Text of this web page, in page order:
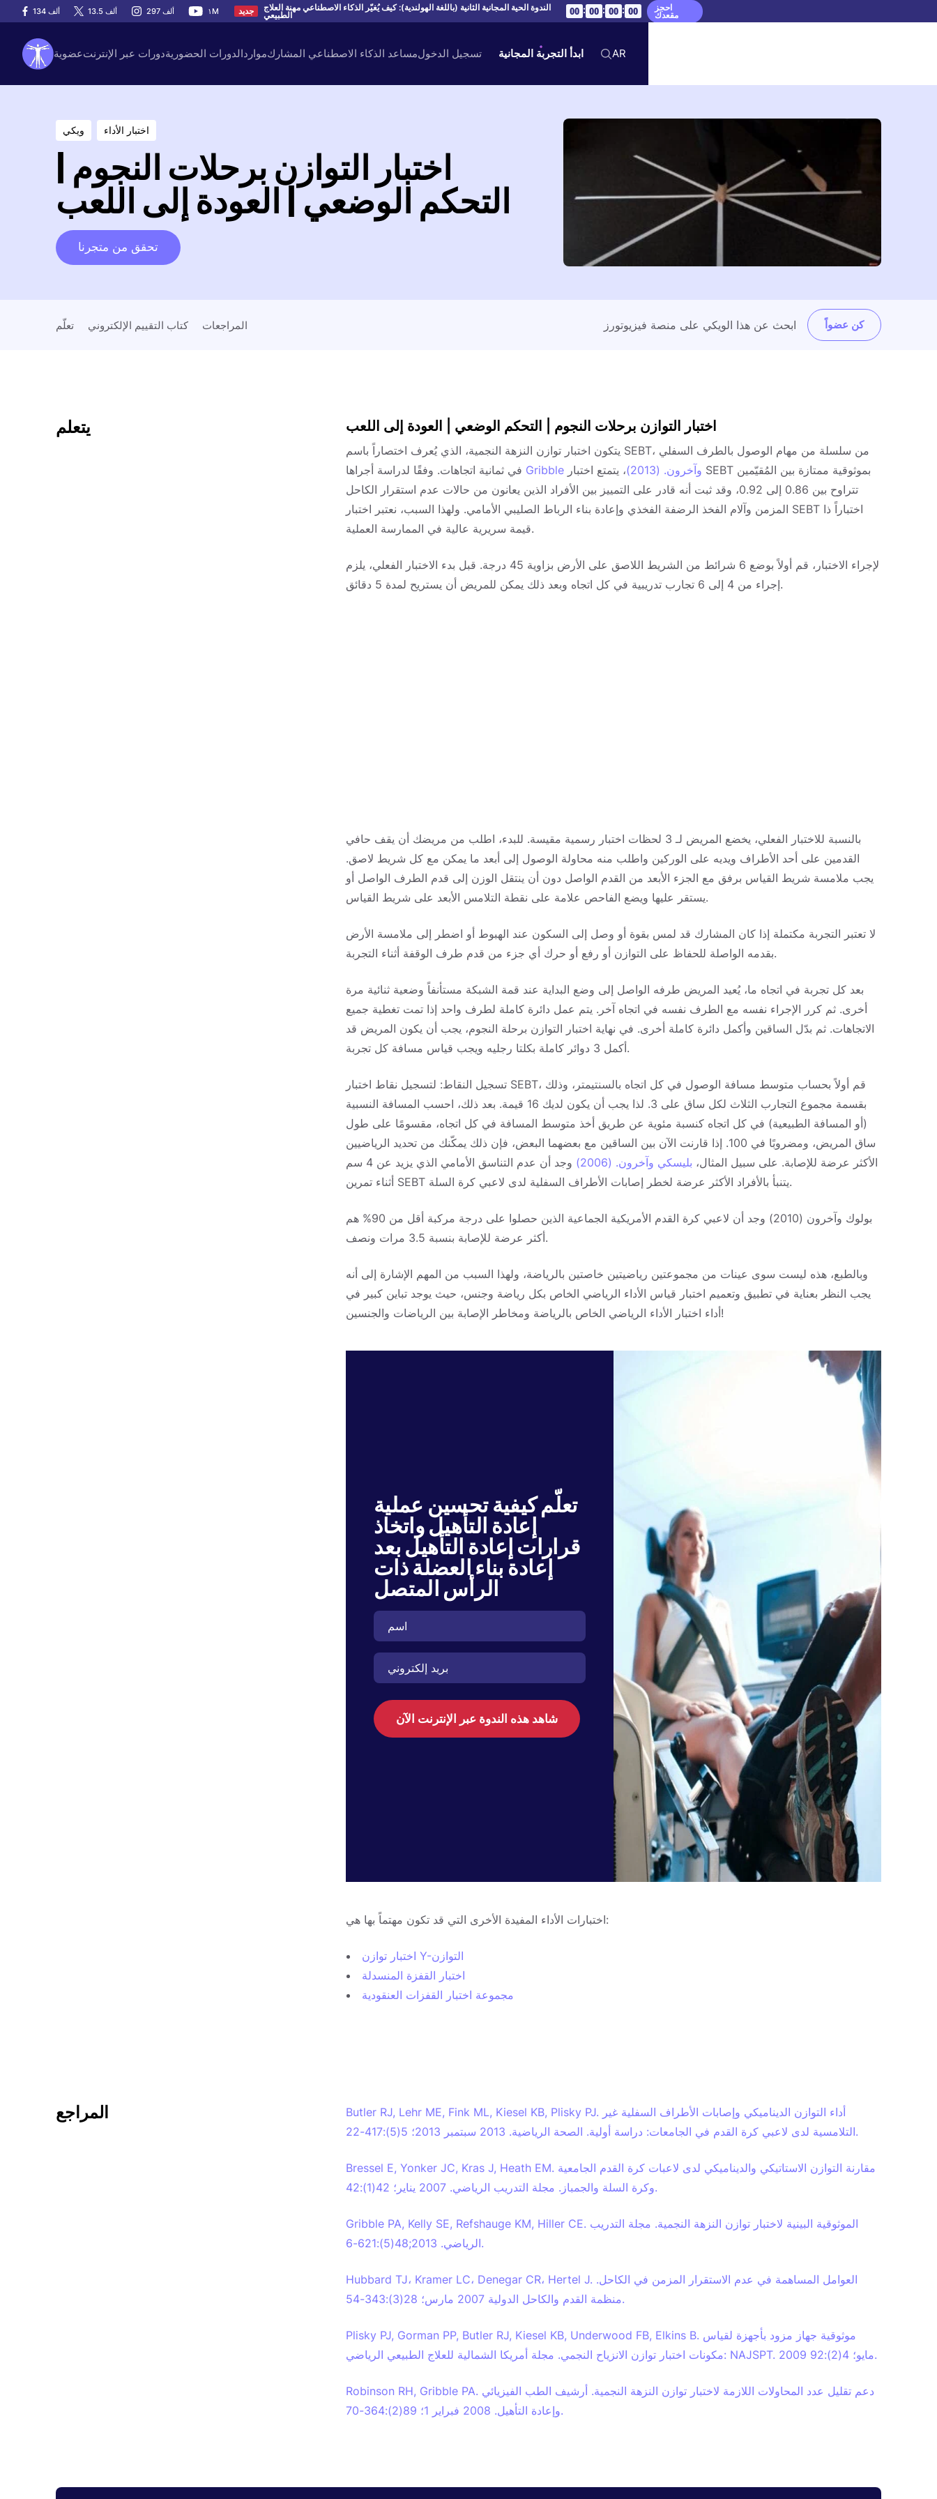
134 ألف 13.5 ألف 297 ألف ١M جديد الندوة الحية المجانية الثانية (باللغة الهولندية): كيف يُغيّر الذكاء الاصطناعي مهنة العلاج
الطبيعي 00 : 00 : 00 : 00 احجز
مقعدك
عضويةدورات عبر الإنترنتالدورات الحضوريةمواردمساعد الذكاء الاصطناعي المشاركتسجيل الدخول ابدأ التجربة المجانية AR
ويكي اختبار الأداء
اختبار التوازن برحلات النجوم |
التحكم الوضعي | العودة إلى اللعب
تحقق من متجرنا
تعلّم كتاب التقييم الإلكتروني المراجعات ابحث عن هذا الويكي على منصة فيزيوتورز كن عضواً
يتعلم اختبار التوازن برحلات النجوم | التحكم الوضعي | العودة إلى اللعب
يتكون اختبار توازن النزهة النجمية، الذي يُعرف اختصاراً باسم SEBT، من سلسلة من مهام الوصول بالطرف السفلي
Gribble وآخرون. (2013)
، يتمتع اختبار SEBT بموثوقية ممتازة بين المُقيّمين
تتراوح بين 0.86 إلى 0.92، وقد ثبت أنه قادر على التمييز بين الأفراد الذين يعانون من حالات عدم استقرار الكاحل
المزمن وآلام الفخذ الرضفة الفخذي وإعادة بناء الرباط الصليبي الأمامي. ولهذا السبب، نعتبر اختبار SEBT اختباراً ذا
قيمة سريرية عالية في الممارسة العملية.
لإجراء الاختبار، قم أولاً بوضع 6 شرائط من الشريط اللاصق على الأرض بزاوية 45 درجة. قبل بدء الاختبار الفعلي، يلزم
إجراء من 4 إلى 6 تجارب تدريبية في كل اتجاه وبعد ذلك يمكن للمريض أن يستريح لمدة 5 دقائق.
بالنسبة للاختبار الفعلي، يخضع المريض لـ 3 لحظات اختبار رسمية مقيسة. للبدء، اطلب من مريضك أن يقف حافي
القدمين على أحد الأطراف ويديه على الوركين واطلب منه محاولة الوصول إلى أبعد ما يمكن مع كل شريط لاصق.
يجب ملامسة شريط القياس برفق مع الجزء الأبعد من القدم الواصل دون أن ينتقل الوزن إلى قدم الطرف الواصل أو
يستقر عليها ويضع الفاحص علامة على نقطة التلامس الأبعد على شريط القياس.
لا تعتبر التجربة مكتملة إذا كان المشارك قد لمس بقوة أو وصل إلى السكون عند الهبوط أو اضطر إلى ملامسة الأرض
بقدمه الواصلة للحفاظ على التوازن أو رفع أو حرك أي جزء من قدم طرف الوقفة أثناء التجربة.
بعد كل تجربة في اتجاه ما، يُعيد المريض طرفه الواصل إلى وضع البداية عند قمة الشبكة مستأنفاً وضعية ثنائية مرة
أخرى. ثم كرر الإجراء نفسه مع الطرف نفسه في اتجاه آخر. يتم عمل دائرة كاملة لطرف واحد إذا تمت تغطية جميع
الاتجاهات. ثم بدّل الساقين وأكمل دائرة كاملة أخرى. في نهاية اختبار التوازن برحلة النجوم، يجب أن يكون المريض قد
أكمل 3 دوائر كاملة بكلتا رجليه ويجب قياس مسافة كل تجربة.
تسجيل النقاط: لتسجيل نقاط اختبار SEBT، قم أولاً بحساب متوسط مسافة الوصول في كل اتجاه بالسنتيمتر، وذلك
بقسمة مجموع التجارب الثلاث لكل ساق على 3. لذا يجب أن يكون لديك 16 قيمة. بعد ذلك، احسب المسافة النسبية
(أو المسافة الطبيعية) في كل اتجاه كنسبة مئوية عن طريق أخذ متوسط المسافة في كل اتجاه، مقسومًا على طول
ساق المريض، ومضروبًا في 100. إذا قارنت الآن بين الساقين مع بعضهما البعض، فإن ذلك يمكّنك من تحديد الرياضيين
الأكثر عرضة للإصابة. على سبيل المثال، بليسكي وآخرون. (2006)
وجد أن عدم التناسق الأمامي الذي يزيد عن 4 سم
أثناء تمرين SEBT يتنبأ بالأفراد الأكثر عرضة لخطر إصابات الأطراف السفلية لدى لاعبي كرة السلة.
بولوك وآخرون (2010) وجد أن لاعبي كرة القدم الأمريكية الجماعية الذين حصلوا على درجة مركبة أقل من 90% هم
أكثر عرضة للإصابة بنسبة 3.5 مرات ونصف.
وبالطبع، هذه ليست سوى عينات من مجموعتين رياضيتين خاصتين بالرياضة، ولهذا السبب من المهم الإشارة إلى أنه
يجب النظر بعناية في تطبيق وتعميم اختبار قياس الأداء الرياضي الخاص بكل رياضة وجنس، حيث يوجد تباين كبير في
أداء اختبار الأداء الرياضي الخاص بالرياضة ومخاطر الإصابة بين الرياضات والجنسين!
تعلّم كيفية تحسين عملية
إعادة التأهيل واتخاذ
قرارات إعادة التأهيل بعد
إعادة بناء العضلة ذات
الرأس المتصل
شاهد هذه الندوة عبر الإنترنت الآن
اختبارات الأداء المفيدة الأخرى التي قد تكون مهتماً بها هي:
اختبار توازن Y-التوازن
اختبار القفزة المنسدلة
مجموعة اختبار القفزات العنقودية
المراجع
Butler RJ, Lehr ME, Fink ML, Kiesel KB, Plisky PJ. أداء التوازن الديناميكي وإصابات الأطراف السفلية غير
التلامسية لدى لاعبي كرة القدم في الجامعات: دراسة أولية. الصحة الرياضية. 2013 سبتمبر 2013؛ 5(5):417-22.
Bressel E, Yonker JC, Kras J, Heath EM. مقارنة التوازن الاستاتيكي والديناميكي لدى لاعبات كرة القدم الجامعية
وكرة السلة والجمباز. مجلة التدريب الرياضي. 2007 يناير؛ 42(1):42.
Gribble PA, Kelly SE, Refshauge KM, Hiller CE. الموثوقية البينية لاختبار توازن النزهة النجمية. مجلة التدريب
الرياضي. 2013;48(5):621-6.
Hubbard TJ، Kramer LC، Denegar CR، Hertel J. العوامل المساهمة في عدم الاستقرار المزمن في الكاحل.
منظمة القدم والكاحل الدولية 2007 مارس؛ 28(3):343-54.
Plisky PJ, Gorman PP, Butler RJ, Kiesel KB, Underwood FB, Elkins B. موثوقية جهاز مزود بأجهزة لقياس
مكونات اختبار توازن الانزياح النجمي. مجلة أمريكا الشمالية للعلاج الطبيعي الرياضي: NAJSPT. 2009 مايو؛ 4(2):92.
Robinson RH, Gribble PA. دعم تقليل عدد المحاولات اللازمة لاختبار توازن النزهة النجمية. أرشيف الطب الفيزيائي
وإعادة التأهيل. 2008 فبراير 1؛ 89(2):364-70.